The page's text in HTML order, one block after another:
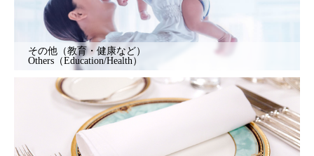
その他（教育・健康など）
Others（Education/Health）